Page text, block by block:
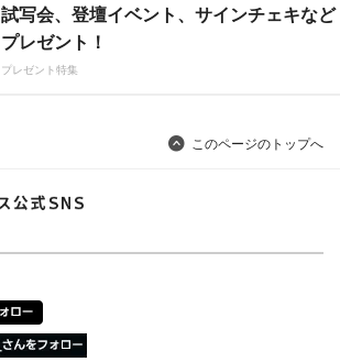
試写会、登壇イベント、サインチェキなど
プレゼント！
プレゼント特集
このページのトップへ